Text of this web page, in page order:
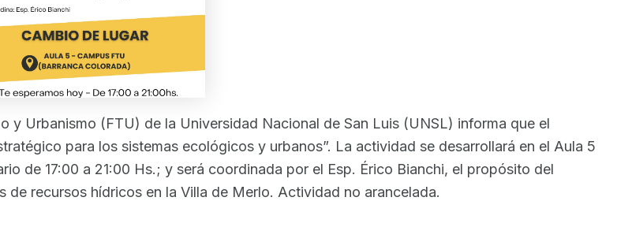
y Urbanismo (FTU) de la Universidad Nacional de San Luis (UNSL) informa que el
para los sistemas ecológicos y urbanos”. La actividad se desarrollará en el Aula 5
de 17:00 a 21:00 Hs.; y será coordinada por el Esp. Érico Bianchi, el propósito del
recursos hídricos en la Villa de Merlo. Actividad no arancelada.